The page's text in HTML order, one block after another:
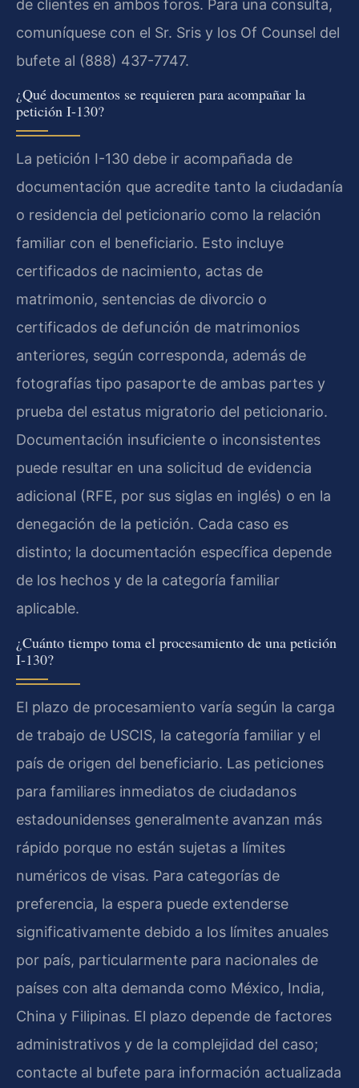
de clientes en ambos foros. Para una consulta,
comuníquese con el Sr. Sris y los Of Counsel del
bufete al (888) 437-7747.
¿Qué documentos se requieren para acompañar la
petición I-130?
La petición I-130 debe ir acompañada de
documentación que acredite tanto la ciudadanía
o residencia del peticionario como la relación
familiar con el beneficiario. Esto incluye
certificados de nacimiento, actas de
matrimonio, sentencias de divorcio o
certificados de defunción de matrimonios
anteriores, según corresponda, además de
fotografías tipo pasaporte de ambas partes y
prueba del estatus migratorio del peticionario.
Documentación insuficiente o inconsistentes
puede resultar en una solicitud de evidencia
adicional (RFE, por sus siglas en inglés) o en la
denegación de la petición. Cada caso es
distinto; la documentación específica depende
de los hechos y de la categoría familiar
aplicable.
¿Cuánto tiempo toma el procesamiento de una petición
I-130?
El plazo de procesamiento varía según la carga
de trabajo de USCIS, la categoría familiar y el
país de origen del beneficiario. Las peticiones
para familiares inmediatos de ciudadanos
estadounidenses generalmente avanzan más
rápido porque no están sujetas a límites
numéricos de visas. Para categorías de
preferencia, la espera puede extenderse
significativamente debido a los límites anuales
por país, particularmente para nacionales de
países con alta demanda como México, India,
China y Filipinas. El plazo depende de factores
administrativos y de la complejidad del caso;
contacte al bufete para información actualizada